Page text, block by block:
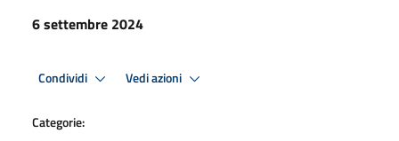
6 settembre 2024
Condividi Vedi azioni
Categorie: